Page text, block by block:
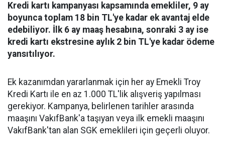
Kredi kartı kampanyası kapsamında emekliler, 9 ay
boyunca toplam 18 bin TL'ye kadar ek avantaj elde
edebiliyor. İlk 6 ay maaş hesabına, sonraki 3 ay ise
kredi kartı ekstresine aylık 2 bin TL'ye kadar ödeme
yansıtılıyor.
Ek kazanımdan yararlanmak için her ay Emekli Troy
Kredi Kartı ile en az 1.000 TL'lik alışveriş yapılması
gerekiyor. Kampanya, belirlenen tarihler arasında
maaşını VakıfBank'a taşıyan veya ilk emekli maaşını
VakıfBank'tan alan SGK emeklileri için geçerli oluyor.